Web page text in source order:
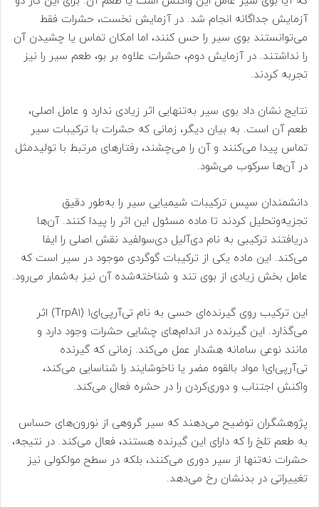
آزمایش جداگانه انجام شد. در آزمایش نخست، حشرات فقط
می‌توانستند بوی سیر را حس کنند، اما امکان تماس یا چشیدن آن
را نداشتند. در آزمایش دوم، حشرات علاوه بر بو، طعم سیر را نیز
تجربه کردند.
نتایج نشان داد بوی سیر به‌تنهایی اثر زیادی ندارد و عامل اصلی،
طعم آن است. به بیان دیگر، زمانی که حشرات با ترکیبات سیر
تماس پیدا می‌کنند و آن را می‌چشند، رفتارهای مرتبط با تولیدمثل
در آن‌ها سرکوب می‌شود.
دانشمندان سپس ترکیبات شیمیایی سیر را به‌طور دقیق
تجزیه‌وتحلیل کردند تا ماده مسئول این اثر را پیدا کنند. آن‌ها
دریافتند ترکیبی به نام دی‌آلیل دی‌سولفید نقش اصلی را ایفا
می‌کند. این ماده یکی از ترکیبات گوگردی موجود در سیر است که
عامل بخش زیادی از بوی تند و شناخته‌شده آن نیز به‌شمار می‌رود.
این ترکیب روی گیرنده‌ای حسی به نام تی‌آرپی‌ای۱ (TrpA۱) اثر
می‌گذارد. این گیرنده در اندام‌های چشایی حشرات وجود دارد و
مانند نوعی سامانه هشدار عمل می‌کند. زمانی که گیرنده
تی‌آرپی‌ای۱ مواد بالقوه مضر یا ناخوشایند را شناسایی می‌کند،
واکنش اجتناب و دوری‌کردن را در حشره فعال می‌کند.
پژوهشگران توضیح می‌دهند که سیر گروهی از نورون‌های حساس
به طعم تلخ را که دارای این گیرنده هستند، فعال می‌کند. در نتیجه،
حشرات نه‌تنها از سیر دوری می‌کنند، بلکه در سطح مولکولی نیز
تغییراتی در بدنشان رخ می‌دهد.